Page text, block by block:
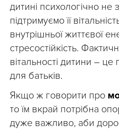
дитині психологічно не
підтримуємо її
внутрішньої життєвої
стресостійкість.
вітальності дитини –
для батьків.
Якщо ж говорити про
то їм вкрай потрібна
дуже важливо, аби